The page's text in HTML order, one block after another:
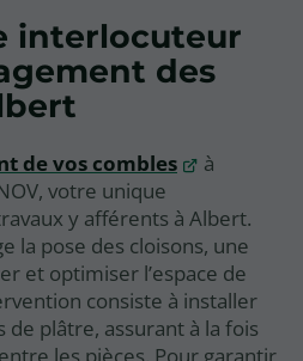
interlocuteur
des
de vos combles
à
votre unique
y afférents à Albert.
la pose des cloisons, une
et optimiser l’espace de
consiste à installer
de plâtre, assurant à la fois
les pièces. Pour garantir